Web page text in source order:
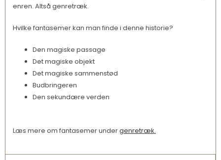
enren. Altså genretræk.
Hvilke fantasemer kan man finde i denne historie?
Den magiske passage
Det magiske objekt
Det magiske sammenstød
Budbringeren
Den sekundære verden
Læs mere om fantasemer undergenretræk.